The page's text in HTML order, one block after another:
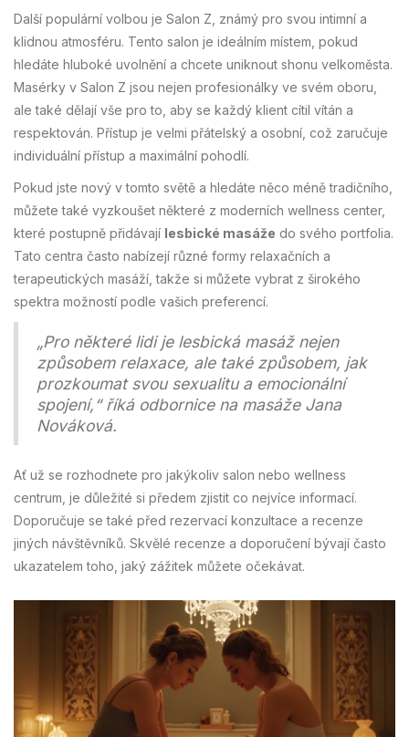
Další populární volbou je Salon Z, známý pro svou intimní a
klidnou atmosféru. Tento salon je ideálním místem, pokud
hledáte hluboké uvolnění a chcete uniknout shonu velkoměsta.
Masérky v Salon Z jsou nejen profesionálky ve svém oboru,
ale také dělají vše pro to, aby se každý klient cítil vítán a
respektován. Přístup je velmi přátelský a osobní, což zaručuje
individuální přístup a maximální pohodlí.
Pokud jste nový v tomto světě a hledáte něco méně tradičního,
můžete také vyzkoušet některé z moderních wellness center,
které postupně přidávají lesbické masáže do svého portfolia.
Tato centra často nabízejí různé formy relaxačních a
terapeutických masáží, takže si můžete vybrat z širokého
spektra možností podle vašich preferencí.
„Pro některé lidi je lesbická masáž nejen
způsobem relaxace, ale také způsobem, jak
prozkoumat svou sexualitu a emocionální
spojení,“ říká odbornice na masáže Jana
Nováková.
Ať už se rozhodnete pro jakýkoliv salon nebo wellness
centrum, je důležité si předem zjistit co nejvíce informací.
Doporučuje se také před rezervací konzultace a recenze
jiných návštěvníků. Skvělé recenze a doporučení bývají často
ukazatelem toho, jaký zážitek můžete očekávat.